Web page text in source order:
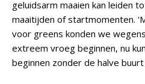
geluidsarm maaien kan leiden
maaitijden of startmomenten.
voor greens konden we
extreem vroeg beginnen, nu
beginnen zonder de halve